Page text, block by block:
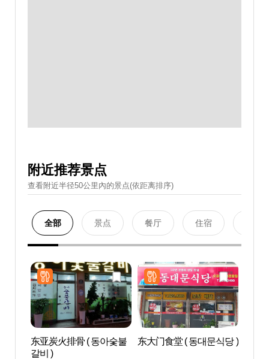
附近推荐景点
查看附近半径50公里內的景点(依距离排序)
全部 景点 餐厅 住宿
东亚炭火排骨 ( 동아숯불
갈비 )
东大门食堂 ( 동대문식당 )